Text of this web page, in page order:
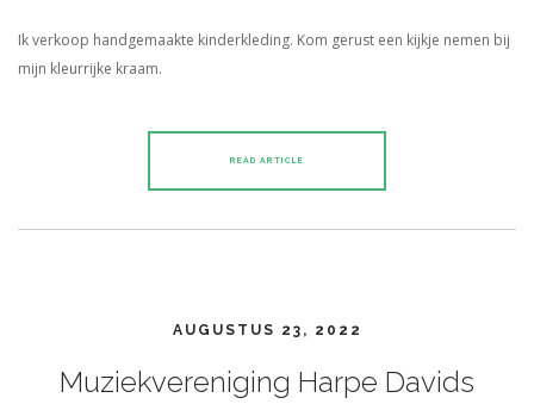
Ik verkoop handgemaakte kinderkleding. Kom gerust een kijkje nemen bij
mijn kleurrijke kraam.
READ ARTICLE
AUGUSTUS 23, 2022
Muziekvereniging Harpe Davids